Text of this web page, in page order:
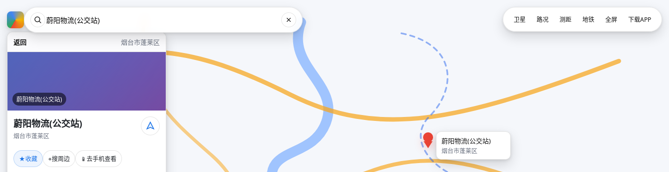
返回 烟台市蓬莱区
蔚阳物流(公交站)
蔚阳物流(公交站)
烟台市蓬莱区
★收藏 ⌖搜周边 📱 去手机查看
蔚阳物流(公交站)
烟台市蓬莱区
卫星 路况 测距 地铁 全屏 下载APP